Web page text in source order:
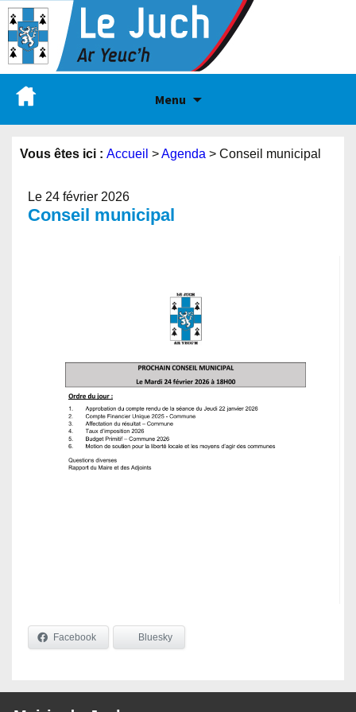
Menu
Vous êtes ici : Accueil >Agenda > Conseil municipal
Le 24 février 2026
Conseil municipal
Facebook Bluesky